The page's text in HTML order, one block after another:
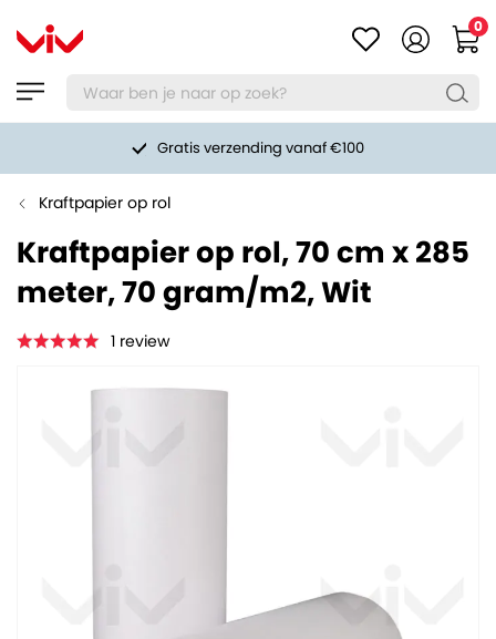
0
Gratis verzending vanaf €100
Kraftpapier op rol
Kraftpapier op rol, 70 cm x 285
meter, 70 gram/m2, Wit
1 review